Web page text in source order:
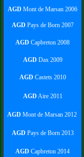
AGD Mont de Marsan 2006
AGD Pays de Born 2007
AGD Capbreton 2008
AGD Dax 2009
AGD Castets 2010
AGD Aire 2011
AGD Mont de Marsan 2012
AGD Pays de Born 2013
AGD Capbreton 2014